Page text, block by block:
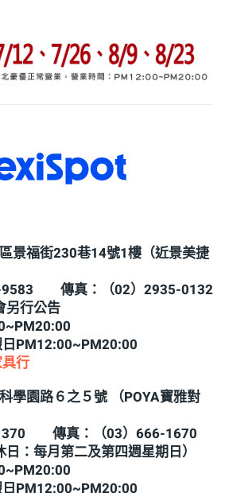
景福街230巷14號1樓（近景美捷
9583 傳真：（02）2935-0132
另行公告
PM12:00~PM20:00
行
學園路６之５號 （POYA寶雅對
傳真：（03）666-1670
：每月第二及第四週星期日）
PM12:00~PM20:00